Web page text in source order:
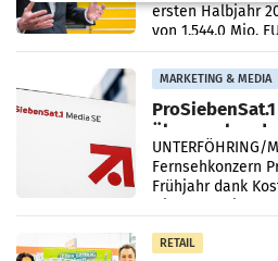
ersten Halbjahr
von 1.544,0 Mio.
einem Plus von
Vergleichszeitraum
MARKETING & MEDIA
überraschend
UNTERFÖHRING/
Fernsehkonzern
Frühjahr dank
RETAIL